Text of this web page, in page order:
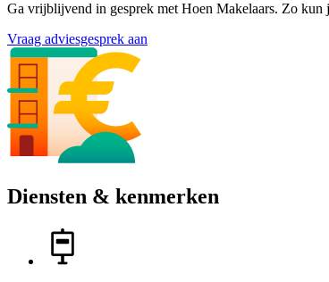
Ga vrijblijvend in gesprek met Hoen Makelaars. Zo
Vraag adviesgesprek aan
Diensten & kenmerken